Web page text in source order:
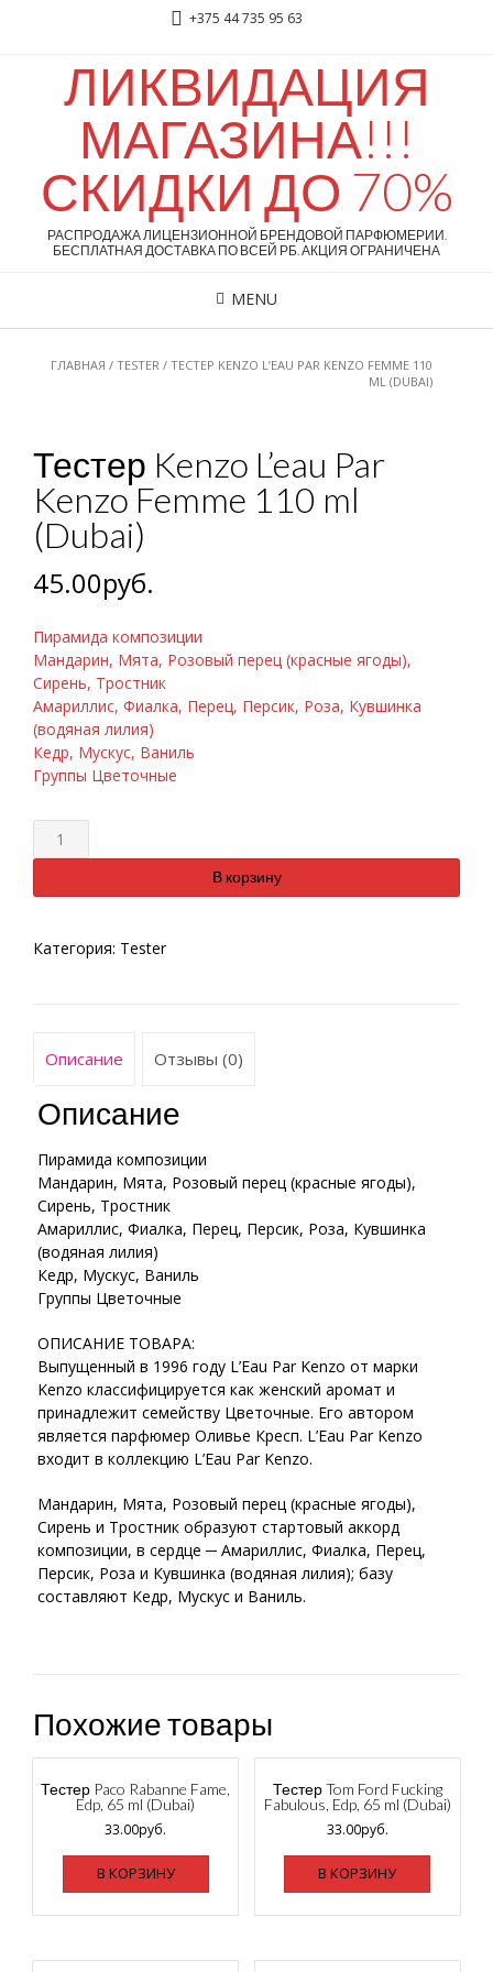
+375 44 735 95 63
ЛИКВИДАЦИЯ
МАГАЗИНА!!!
СКИДКИ ДО 70%
РАСПРОДАЖА ЛИЦЕНЗИОННОЙ БРЕНДОВОЙ ПАРФЮМЕРИИ.
БЕСПЛАТНАЯ ДОСТАВКА ПО ВСЕЙ РБ. АКЦИЯ ОГРАНИЧЕНА
MENU
ГЛАВНАЯ / TESTER / ТЕСТЕР KENZO L’EAU PAR KENZO FEMME 110
ML (DUBAI)
Тестер Kenzo L’eau Par
Kenzo Femme 110 ml
(Dubai)
45.00руб.
Пирамида композиции
Мандарин, Мята, Розовый перец (красные ягоды),
Сирень, Тростник
Амариллис, Фиалка, Перец, Персик, Роза, Кувшинка
(водяная лилия)
Кедр, Мускус, Ваниль
Группы Цветочные
Количество
В корзину
Категория: Tester
Описание Отзывы (0)
Описание
Пирамида композиции
Мандарин, Мята, Розовый перец (красные ягоды),
Сирень, Тростник
Амариллис, Фиалка, Перец, Персик, Роза, Кувшинка
(водяная лилия)
Кедр, Мускус, Ваниль
Группы Цветочные
ОПИСАНИЕ ТОВАРА:
Выпущенный в 1996 году L’Eau Par Kenzo от марки
Kenzo классифицируется как женский аромат и
принадлежит семейству Цветочные. Его автором
является парфюмер Оливье Кресп. L’Eau Par Kenzo
входит в коллекцию L’Eau Par Kenzo.
Мандарин, Мята, Розовый перец (красные ягоды),
Сирень и Тростник образуют стартовый аккорд
композиции, в сердце ─ Амариллис, Фиалка, Перец,
Персик, Роза и Кувшинка (водяная лилия); базу
составляют Кедр, Мускус и Ваниль.
Похожие товары
Тестер Paco Rabanne Fame,
Edp, 65 ml (Dubai)
33.00руб.
В КОРЗИНУ
Тестер Tom Ford Fucking
Fabulous, Edp, 65 ml (Dubai)
33.00руб.
В КОРЗИНУ